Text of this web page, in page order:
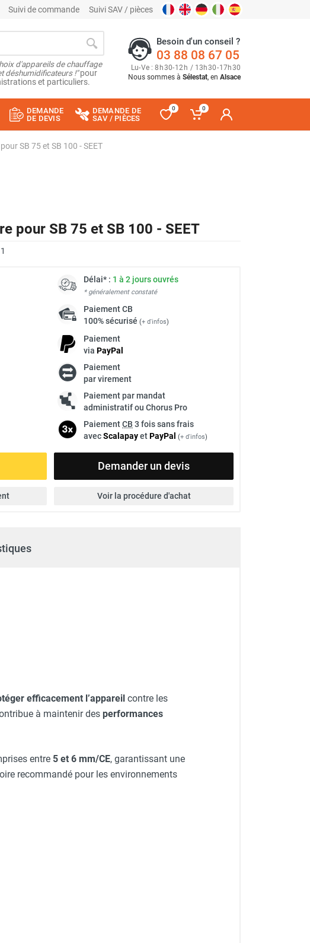
Suivi de commande Suivi SAV / pièces
d'appareils de chauffage
déshumidificateurs !"pour
et particuliers.
Besoin d'un conseil ?
03 88 08 67 05
Lu-Ve : 8h30-12h / 13h30-17h30
Nous sommes à Sélestat, en Alsace
DEMANDE
DE DEVIS
DEMANDE DE
SAV / PIÈCES
0 0
SB 75 et SB 100 - SEET
pour SB 75 et SB 100 - SEET
Délai* : 1 à 2 jours ouvrés
* généralement constaté
PaiementCB
100% sécurisé (+ d'infos)
Paiement
via PayPal
Paiement
par virement
Paiement par mandat
administratif ou Chorus Pro
PaiementCB 3 fois sans frais
avecScalapayetPayPal (+ d'infos)
Demander un devis
Voir la procédure d'achat
efficacement l’appareil contre les
à maintenir des performances
entre 5 et 6 mm/CE, garantissant une
recommandé pour les environnements